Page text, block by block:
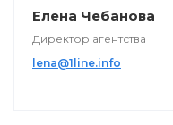
Елена Чебанова
Директор агентства
lena@1line.info